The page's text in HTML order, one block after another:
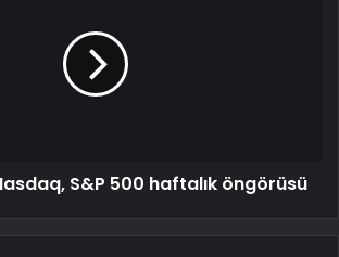
S&P 500 haftalık öngörüsü